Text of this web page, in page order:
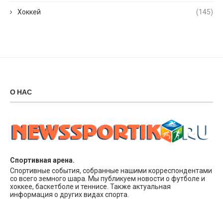
Хоккей (145)
О НАС
Спортивная арена.
Спортивные события, собранные нашими корреспондентами
со всего земного шара. Мы публикуем новости о футболе и
хоккее, баскетболе и теннисе. Также актуальная
информация о других видах спорта.